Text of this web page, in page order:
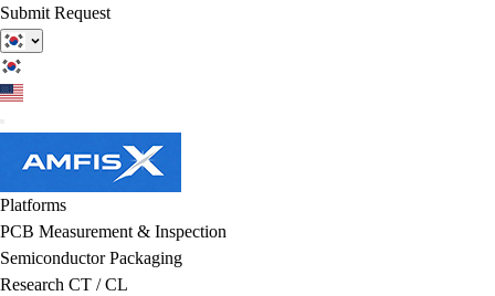
Submit Request
Platforms
PCB Measurement & Inspection
Semiconductor Packaging
Research CT / CL